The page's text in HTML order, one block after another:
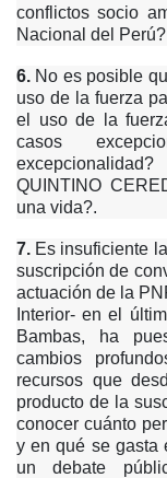
conflictos socio
Nacional del Perú?
6. No es posible
uso de la fuerza
el uso de la
casos
QUINTINO
una vida?.
7. Es insuficiente
suscripción de
actuación de la
Interior- en el
Bambas, ha
cambios
recursos que
producto de la
conocer cuánto
y en qué se gasta
un debate